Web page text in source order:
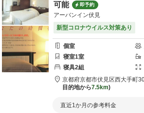
可能
即予約
アーバンイン伏見
新型コロナウイルス対策あり
個室
寝室1室
寝具2組
京都府京都市伏見区西大手町
目的地から7.5km
直近1か月の参考料金